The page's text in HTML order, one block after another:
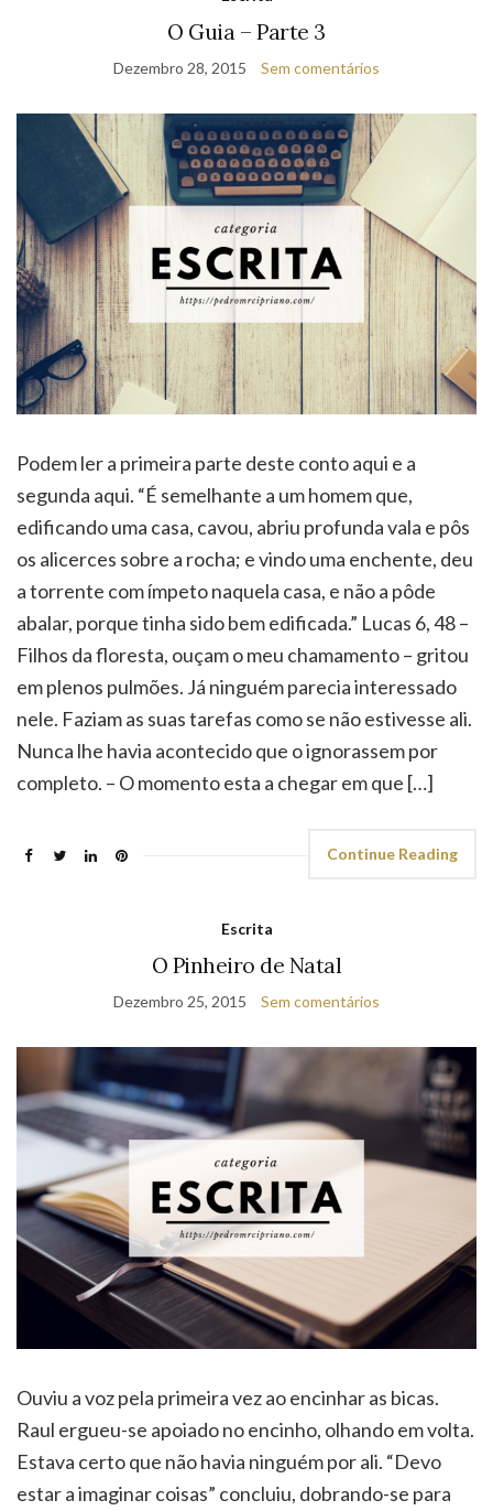
O Guia – Parte 3
Dezembro 28, 2015 Sem comentários
Podem ler a primeira parte deste conto aqui e a
segunda aqui. “É semelhante a um homem que,
edificando uma casa, cavou, abriu profunda vala e pôs
os alicerces sobre a rocha; e vindo uma enchente, deu
a torrente com ímpeto naquela casa, e não a pôde
abalar, porque tinha sido bem edificada.” Lucas 6, 48 –
Filhos da floresta, ouçam o meu chamamento – gritou
em plenos pulmões. Já ninguém parecia interessado
nele. Faziam as suas tarefas como se não estivesse ali.
Nunca lhe havia acontecido que o ignorassem por
completo. – O momento esta a chegar em que […]
Continue Reading
Escrita
O Pinheiro de Natal
Dezembro 25, 2015 Sem comentários
Ouviu a voz pela primeira vez ao encinhar as bicas.
Raul ergueu-se apoiado no encinho, olhando em volta.
Estava certo que não havia ninguém por ali. “Devo
estar a imaginar coisas” concluiu, dobrando-se para